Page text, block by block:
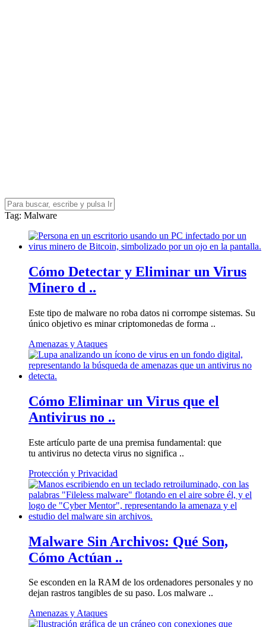
Tag: Malware
Cómo Detectar y Eliminar un Virus
Minero d ..
Este tipo de malware no roba datos ni corrompe sistemas. Su
único objetivo es minar criptomonedas de forma ..
Amenazas y Ataques
Cómo Eliminar un Virus que el
Antivirus no ..
Este artículo parte de una premisa fundamental: que
tu antivirus no detecta virus no significa ..
Protección y Privacidad
Malware Sin Archivos: Qué Son,
Cómo Actúan ..
Se esconden en la RAM de los ordenadores personales y no
dejan rastros tangibles de su paso. Los malware ..
Amenazas y Ataques